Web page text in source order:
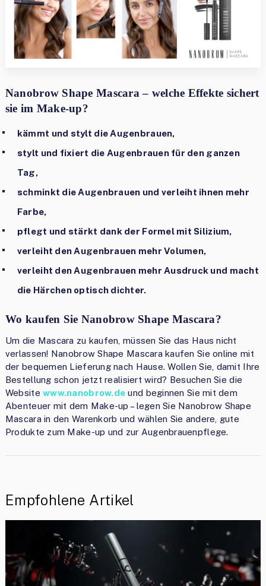
Nanobrow Shape Mascara – welche Effekte sichert
sie im Make-up?
kämmt und stylt die Augenbrauen,
stylt und fixiert die Augenbrauen für den ganzen
Tag,
schminkt die Augenbrauen und verleiht ihnen mehr
Farbe,
pflegt und stärkt dank der Formel mit Silizium,
verleiht den Augenbrauen mehr Volumen,
verleiht den Augenbrauen mehr Ausdruck und macht
die Härchen optisch dichter.
Wo kaufen Sie Nanobrow Shape Mascara?
Um die Mascara zu kaufen, müssen Sie das Haus nicht
verlassen! Nanobrow Shape Mascara kaufen Sie online mit
der bequemen Lieferung nach Hause. Wollen Sie, damit Ihre
Bestellung schon jetzt realisiert wird? Besuchen Sie die
Websitewww.nanobrow.de und beginnen Sie mit dem
Abenteuer mit dem Make-up – legen Sie Nanobrow Shape
Mascara in den Warenkorb und wählen Sie andere, gute
Produkte zum Make-up und zur Augenbrauenpflege.
Empfohlene Artikel